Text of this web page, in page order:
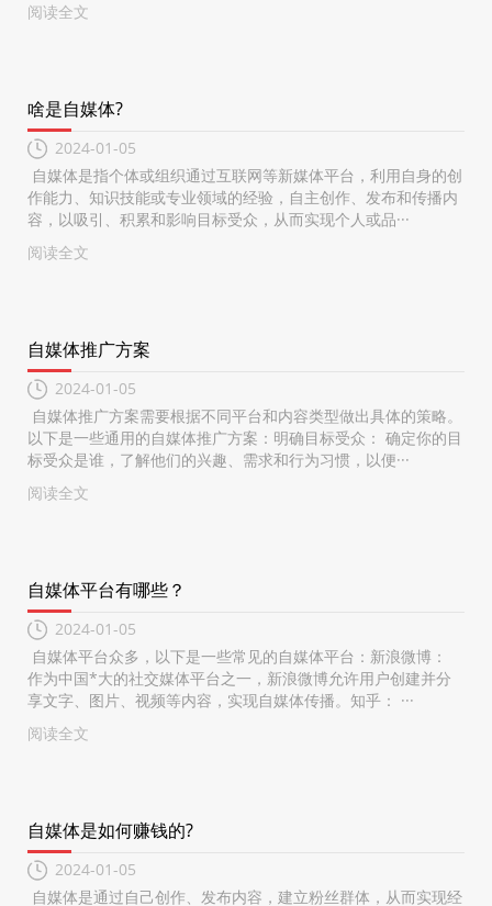
阅读全文
啥是自媒体?
2024-01-05
自媒体是指个体或组织通过互联网等新媒体平台，利用自身的创
作能力、知识技能或专业领域的经验，自主创作、发布和传播内
容，以吸引、积累和影响目标受众，从而实现个人或品···
阅读全文
自媒体推广方案
2024-01-05
自媒体推广方案需要根据不同平台和内容类型做出具体的策略。
以下是一些通用的自媒体推广方案：明确目标受众： 确定你的目
标受众是谁，了解他们的兴趣、需求和行为习惯，以便···
阅读全文
自媒体平台有哪些？
2024-01-05
自媒体平台众多，以下是一些常见的自媒体平台：新浪微博：
作为中国*大的社交媒体平台之一，新浪微博允许用户创建并分
享文字、图片、视频等内容，实现自媒体传播。知乎： ···
阅读全文
自媒体是如何赚钱的?
2024-01-05
自媒体是通过自己创作、发布内容，建立粉丝群体，从而实现经